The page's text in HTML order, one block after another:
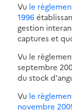
Vu le
1996
gestion
captures et
Vu le
septembre
du stock
Vu le
novembre